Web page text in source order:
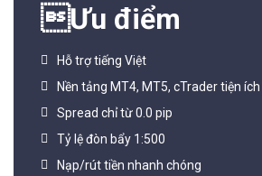
Ưu điểm
Hỗ trợ tiếng Việt
Nền tảng MT4, MT5, cTrader tiện ích
Spread chỉ từ 0.0 pip
Tỷ lệ đòn bẩy 1:500
Nạp/rút tiền nhanh chóng